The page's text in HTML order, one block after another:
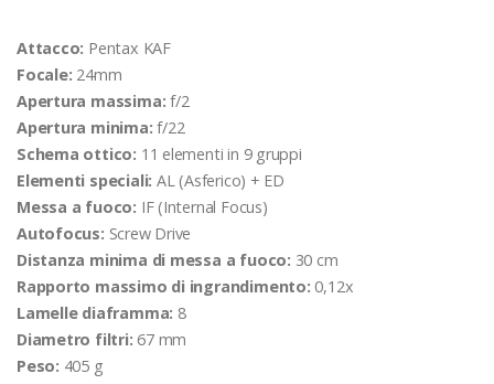
Attacco: Pentax KAF
Focale: 24mm
Apertura massima: f/2
Apertura minima: f/22
Schema ottico: 11 elementi in 9 gruppi
Elementi speciali: AL (Asferico) + ED
Messa a fuoco: IF (Internal Focus)
Autofocus: Screw Drive
Distanza minima di messa a fuoco: 30 cm
Rapporto massimo di ingrandimento: 0,12x
Lamelle diaframma: 8
Diametro filtri: 67 mm
Peso: 405 g